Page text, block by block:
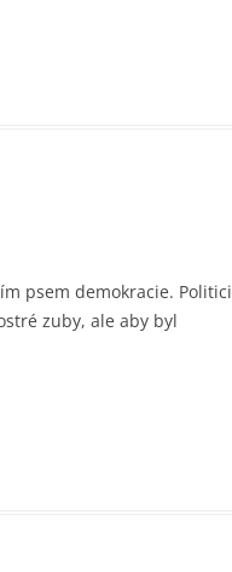
psem demokracie. Politici
zuby, ale aby byl